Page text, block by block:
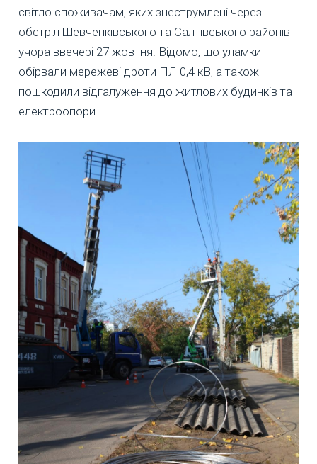
світло споживачам, яких знеструмлені через
обстріл Шевченківського та Салтівського районів
учора ввечері 27 жовтня. Відомо, що уламки
обірвали мережеві дроти ПЛ 0,4 кВ, а також
пошкодили відгалуження до житлових будинків та
електроопори.